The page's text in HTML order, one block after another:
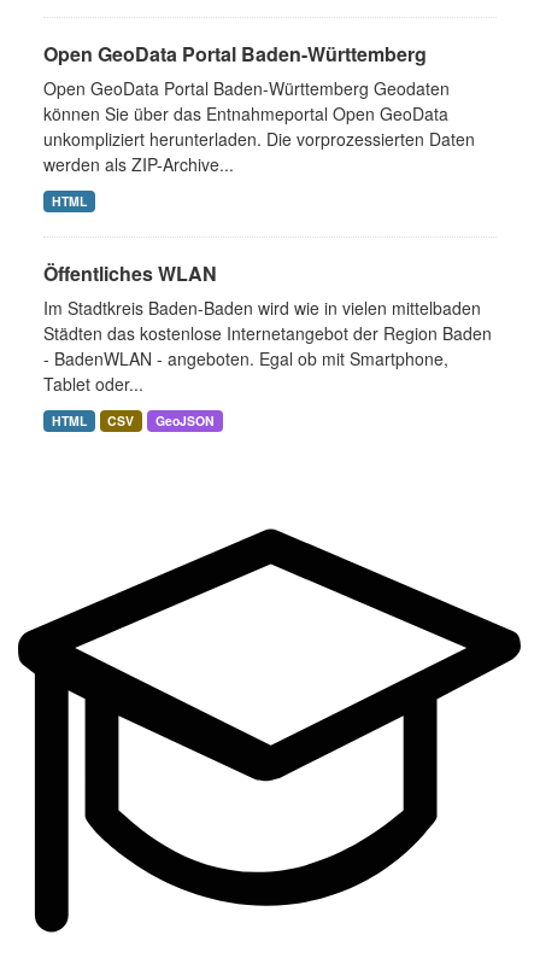
Open GeoData Portal Baden-Württemberg
Open GeoData Portal Baden-Württemberg Geodaten
können Sie über das Entnahmeportal Open GeoData
unkompliziert herunterladen. Die vorprozessierten Daten
werden als ZIP-Archive...
HTML
Öffentliches WLAN
Im Stadtkreis Baden-Baden wird wie in vielen mittelbaden
Städten das kostenlose Internetangebot der Region Baden
- BadenWLAN - angeboten. Egal ob mit Smartphone,
Tablet oder...
HTML CSV GeoJSON